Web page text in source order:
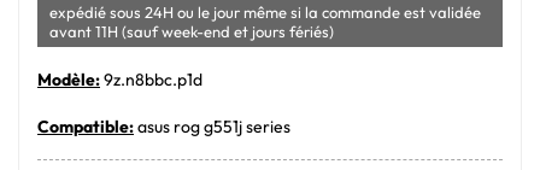
expédié sous 24H ou le jour même si la commande est validée
avant 11H (sauf week-end et jours fériés)
Modèle:9z.n8bbc.p1d
Compatible:asus rog g551j series